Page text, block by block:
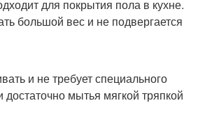
для покрытия пола в кухне.
большой вес и не подвергается
и не требует специального
достаточно мытья мягкой тряпкой